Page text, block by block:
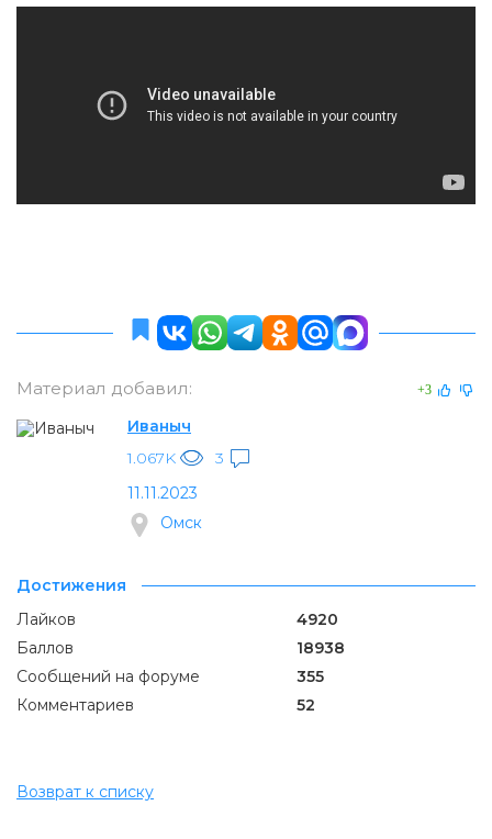
Материал добавил: +3
Иваныч
1.067K
3
11.11.2023
Омск
Достижения
Лайков
4920
Баллов
18938
Сообщений на форуме
355
Комментариев
52
Возврат к списку